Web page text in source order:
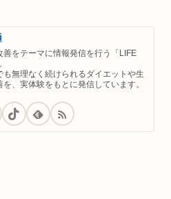
善をテーマに情報発信を行う「LIFE
も無理なく続けられるダイエットや生
、実体験をもとに発信しています。